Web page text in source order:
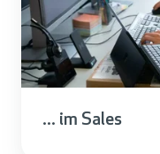
... im Sales